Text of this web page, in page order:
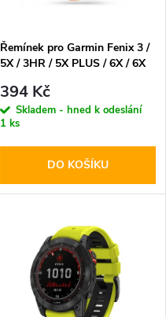
Řemínek pro Garmin Fenix 3 /
5X / 3HR / 5X PLUS / 6X / 6X
Iconband Orange
394 Kč
Skladem - hned k odeslání
1 ks
DO KOŠÍKU